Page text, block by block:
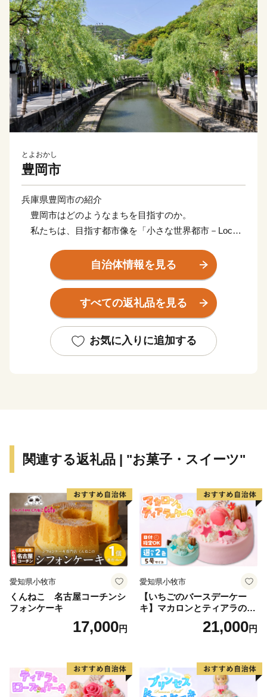
とよおかし
豊岡市
兵庫県豊岡市の紹介
豊岡市はどのようなまちを目指すのか。
私たちは、目指す都市像を「小さな世界都市－Local
「Local」と訳しています。
豊岡というローカルに深く根ざしながら、世界で輝き
「小さくてもいいのだ」という堂々とした態度のまちを
創ろうということです。
必要であると考えています。
まちに満ちていること。
と。
６．子どもたちが地域への愛着を育み、豊岡で世界
と出会っていること。
これらの状態を達成すれば、豊岡は世界で輝くことが
私たちは、みんなの力を合せて目指す都市像に向かっ
ていきます。
自治体情報を見る
すべての返礼品を見る
お気に入りに追加する
関連する返礼品 | "お菓子・スイーツ"
愛知県小牧市
くんねこ 名古屋コーチンシ
フォンケーキ
17,000円
愛知県小牧市
【いちごのバースデーケー
キ】マカロンとティアラのケ
ーキ スイーツ 日時指定可 デ
ザート 洋菓子 お取り寄せ 愛
デコレーションケーキ ホー
ルケーキ
21,000円